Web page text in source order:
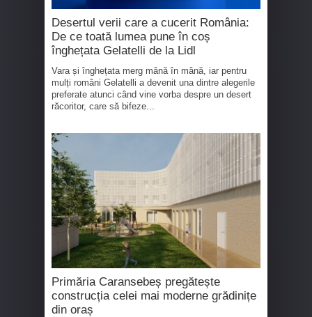
Desertul verii care a cucerit România:
De ce toată lumea pune în coș
înghețata Gelatelli de la Lidl
Vara și înghețata merg mână în mână, iar pentru
mulți români Gelatelli a devenit una dintre alegerile
preferate atunci când vine vorba despre un desert
răcoritor, care să bifeze...
Primăria Caransebeș pregătește
construcția celei mai moderne grădinițe
din oraș